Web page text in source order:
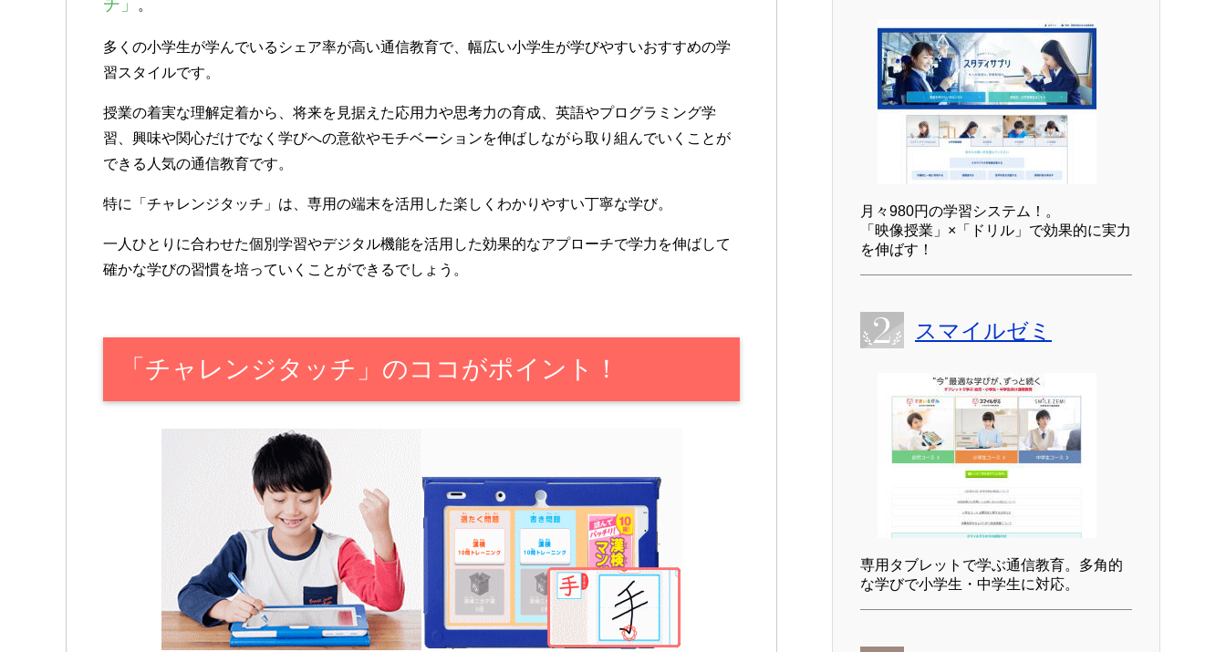
チ」
。
多くの小学生が学んでいるシェア率が高い通信教育で、幅広い小学生が学びやすいおすすめの学
習スタイルです。
授業の着実な理解定着から、将来を見据えた応用力や思考力の育成、英語やプログラミング学
習、興味や関心だけでなく学びへの意欲やモチベーションを伸ばしながら取り組んでいくことが
できる人気の通信教育です。
特に「チャレンジタッチ」は、専用の端末を活用した楽しくわかりやすい丁寧な学び。
一人ひとりに合わせた個別学習やデジタル機能を活用した効果的なアプローチで学力を伸ばして
確かな学びの習慣を培っていくことができるでしょう。
「チャレンジタッチ」のココがポイント！
月々980円の学習システム！。
「映像授業」×「ドリル」で効果的に実力
を伸ばす！
スマイルゼミ
専用タブレットで学ぶ通信教育。多角的
な学びで小学生・中学生に対応。